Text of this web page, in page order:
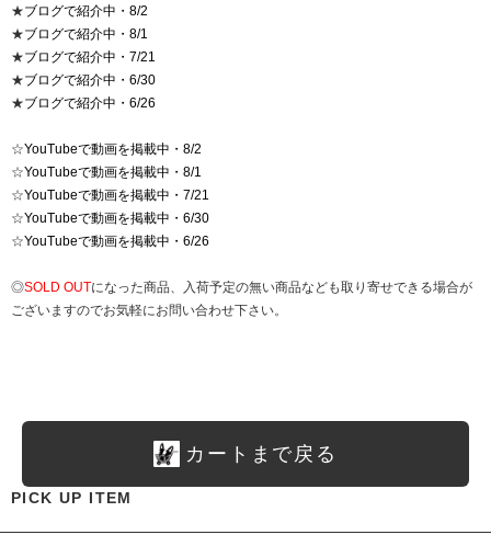
★ブログで紹介中・8/2
★ブログで紹介中・8/1
★ブログで紹介中・7/21
★ブログで紹介中・6/30
★ブログで紹介中・6/26
☆YouTubeで動画を掲載中・8/2
☆YouTubeで動画を掲載中・8/1
☆YouTubeで動画を掲載中・7/21
☆YouTubeで動画を掲載中・6/30
☆YouTubeで動画を掲載中・6/26
◎SOLD OUTになった商品、入荷予定の無い商品なども取り寄せできる場合が
ございますのでお気軽にお問い合わせ下さい。
カートまで戻る
PICK UP ITEM